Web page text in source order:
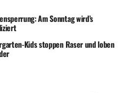
Am Sonntag wird’s
Kids stoppen Raser und loben